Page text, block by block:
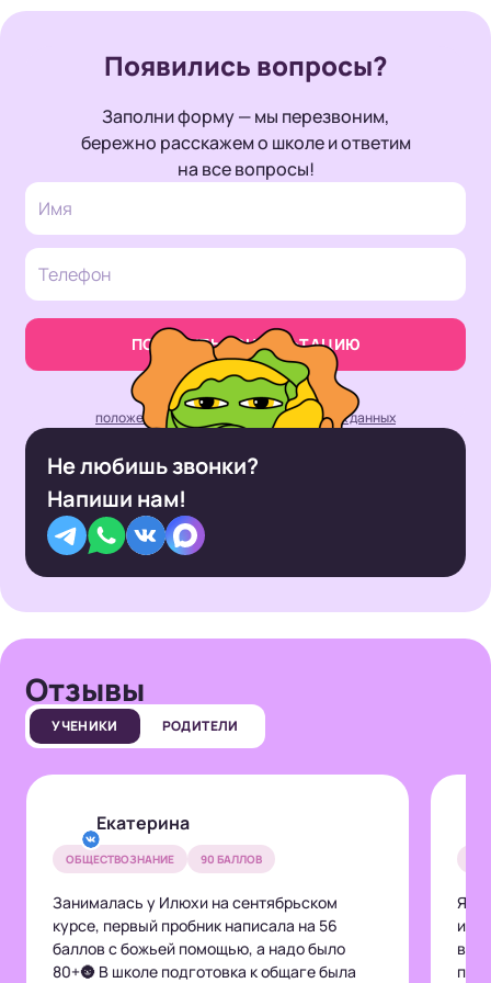
Появились вопросы?
Заполни форму — мы перезвоним,
бережно расскажем о школе и ответим
на все вопросы!
ПОЛУЧИТЬ КОНСУЛЬТАЦИЮ
Нажимая кнопку, вы принимаете
положение об обработке персональных данных
Не любишь звонки?
Напиши нам!
Отзывы
УЧЕНИКИ РОДИТЕЛИ
Екатерина
ОБЩЕСТВОЗНАНИЕ 90 БАЛЛОВ
Занималась у Илюхи на сентябрьском
курсе, первый пробник написала на 56
баллов с божьей помощью, а надо было
80+🌚 В школе подготовка к общаге была
Я
и,